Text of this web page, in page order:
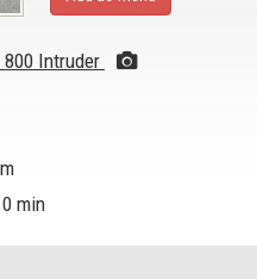
Intruder
min